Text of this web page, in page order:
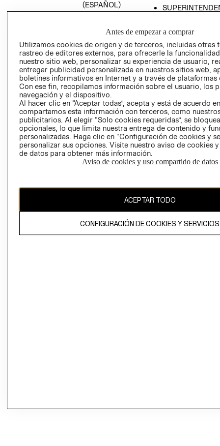
(ESPAÑOL)
TRANSPARENCIA
PETICIONES
QUEJAS Y
RECLAMOS
Colombia ($)
CAMBIAR REGIÓN
El contenido de esta página web está protegido por copyright y es
propiedad de H&M Hennes & Mauritz AB.
Antes de empezar a comprar
Utilizamos cookies de origen y de terceros, incluidas otras
rastreo de editores externos, para ofrecerle la
nuestro sitio web, personalizar su experiencia de usuario,
entregar publicidad personalizada en nuestros sitios web,
boletines informativos en Internet y a través de plataformas
Con ese fin, recopilamos información sobre el usuario, los
navegación y el dispositivo.
Al hacer clic en “Aceptar todas”, acepta y está de acuerdo
compartamos esta información con terceros, como
publicitarios. Al elegir “Solo cookies requeridas”, se
opcionales, lo que limita nuestra entrega de contenido y
personalizadas. Haga clic en “Configuración de cookies y
personalizar sus opciones. Visite nuestro aviso de cookies
de datos para obtener más información.
Aviso de cookies y uso compartido de datos
ACEPTAR TODO
CONFIGURACIÓN DE COOKIES Y SERVICIOS